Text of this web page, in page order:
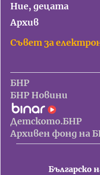
Ние, децата
Архив
Съвет за
БНР
БНР Новини
Детското.БНР
Архивен фонд на
Българско